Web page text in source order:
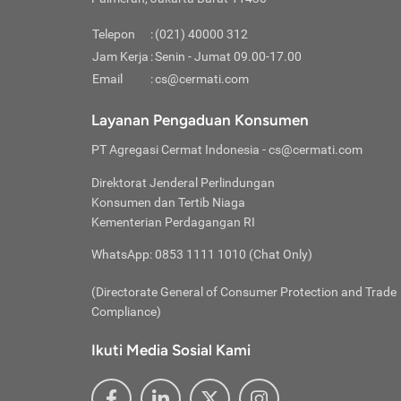
rendah
Jika
Kredit
Telepon :(021) 40000 312
Jam Kerja :Senin - Jumat 09.00-17.00
Email
:cs@cermati.com
Layanan Pengaduan Konsumen
PT Agregasi Cermat Indonesia - cs@cermati.com
Direktorat Jenderal Perlindungan
Konsumen dan Tertib Niaga
Kementerian Perdagangan RI
WhatsApp: 0853 1111 1010 (Chat Only)
(Directorate General of Consumer Protection and Trade
Compliance)
Ikuti Media Sosial Kami